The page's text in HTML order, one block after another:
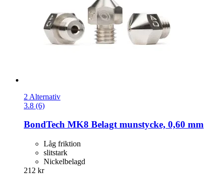
2 Alternativ
3.8 (6)
BondTech MK8 Belagt munstycke, 0,60 mm
Låg friktion
slitstark
Nickelbelagd
212 kr